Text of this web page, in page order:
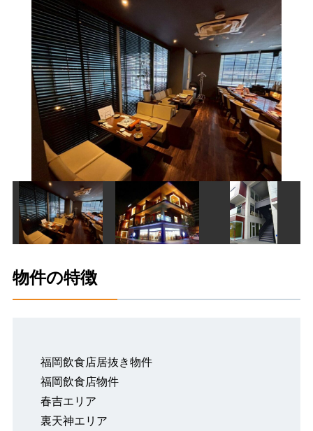
物件の特徴
福岡飲食店居抜き物件
福岡飲食店物件
春吉エリア
裏天神エリア